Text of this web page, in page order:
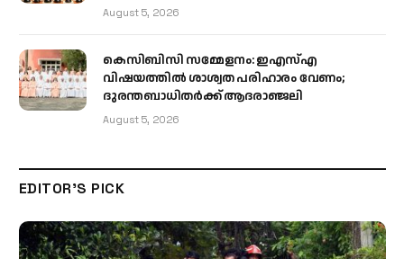
August 5, 2026
കെസിബിസി സമ്മേളനം: ഇഎസ്എ
വിഷയത്തിൽ ശാശ്വത പരിഹാരം വേണം;
ദുരന്തബാധിതർക്ക് ആദരാഞ്ജലി
August 5, 2026
EDITOR'S PICK